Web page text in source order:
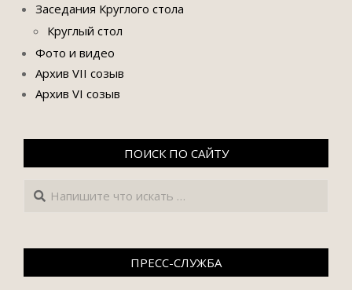
Заседания Круглого стола
Круглый стол
Фото и видео
Архив VII созыв
Архив VI созыв
ПОИСК ПО САЙТУ
Поиск
ПРЕСС-СЛУЖБА